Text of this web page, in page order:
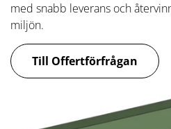
med snabb leverans och
miljön.
Till Offertförfrågan